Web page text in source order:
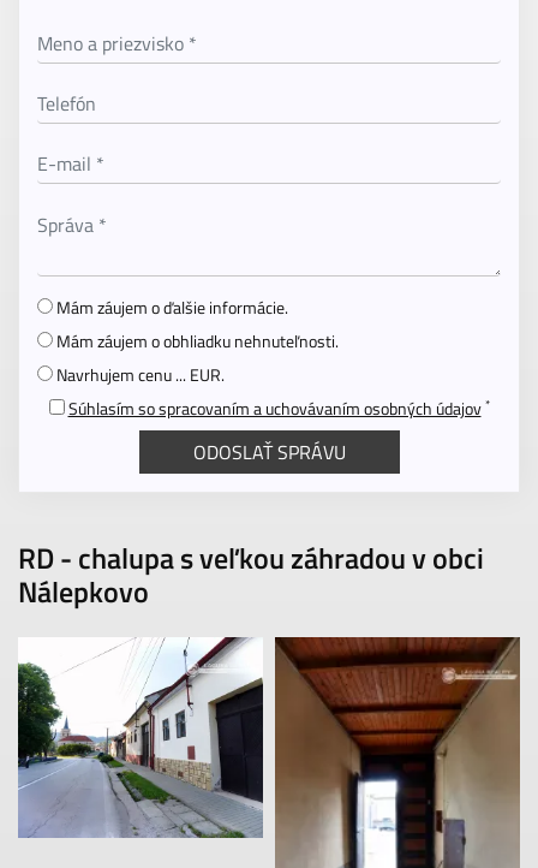
RD - chalupa s veľkou záhradou v obci
Nálepkovo
Mám záujem o ďalšie informácie.
Mám záujem o obhliadku nehnuteľnosti.
Navrhujem cenu ... EUR.
Súhlasím so spracovaním a uchovávaním osobných údajov *